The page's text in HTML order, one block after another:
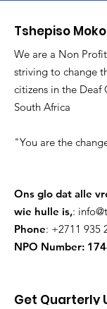
Tshepiso
We are a Non
striving to change
citizens in the Deaf
South Africa
"You are the
Ons glo dat alle
wie hulle is,:
Phone: +2711 935
NPO Number:
Get Quarterly